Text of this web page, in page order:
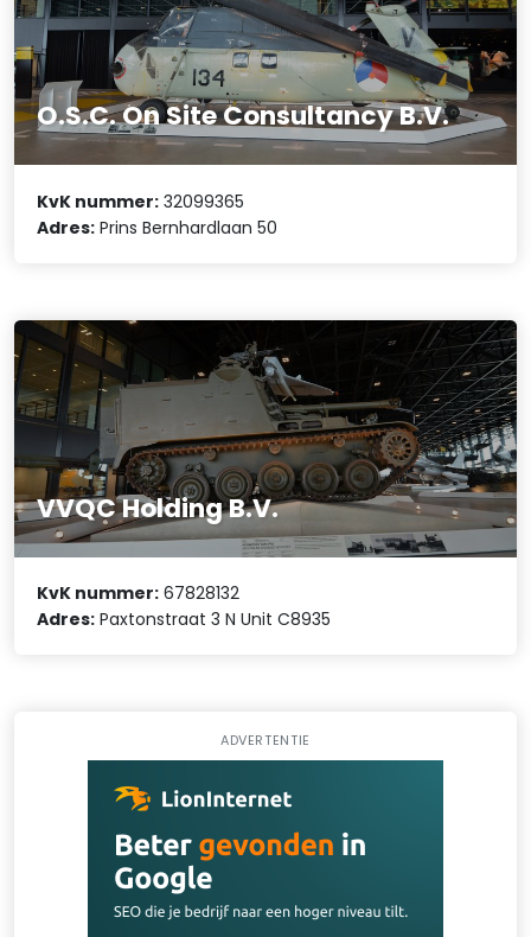
O.S.C. On Site Consultancy B.V.
KvK nummer: 32099365
Adres: Prins Bernhardlaan 50
VVQC Holding B.V.
KvK nummer: 67828132
Adres: Paxtonstraat 3 N Unit C8935
ADVERTENTIE